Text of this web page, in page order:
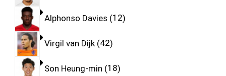
Alphonso Davies 12
Virgil van Dijk 42
Son Heung-min 18